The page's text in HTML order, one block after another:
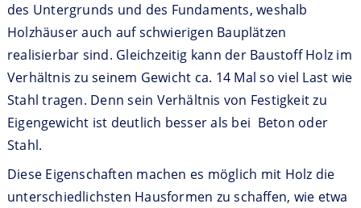
des Untergrunds und des Fundaments, weshalb
Holzhäuser auch auf schwierigen Bauplätzen
realisierbar sind. Gleichzeitig kann der Baustoff Holz im
Verhältnis zu seinem Gewicht ca. 14 Mal so viel Last wie
Stahl tragen. Denn sein Verhältnis von Festigkeit zu
Eigengewicht ist deutlich besser als bei Beton oder
Stahl.
Diese Eigenschaften machen es möglich mit Holz die
unterschiedlichsten Hausformen zu schaffen, wie etwa